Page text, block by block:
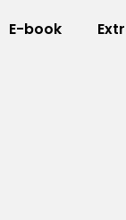
E-book